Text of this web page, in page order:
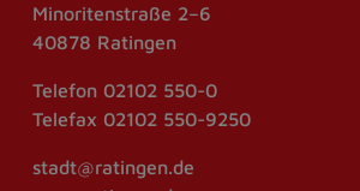
Minoritenstraße 2–6
40878 Ratingen
Telefon 02102 550-0
Telefax 02102 550-9250
stadt@ratingen.de